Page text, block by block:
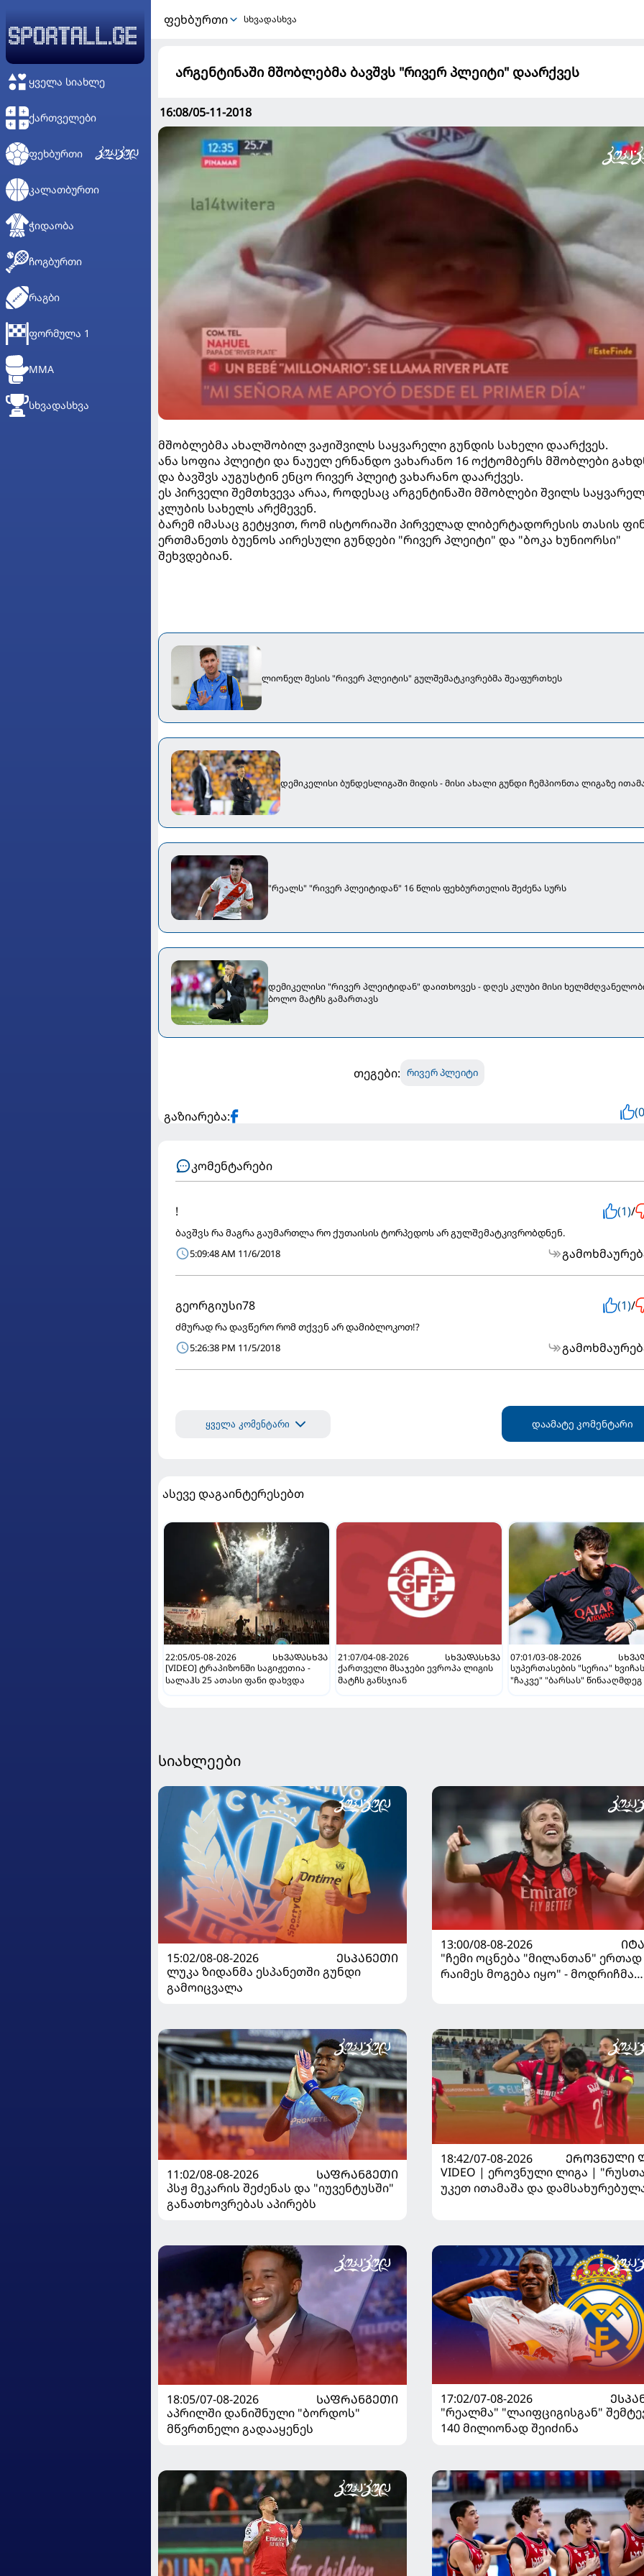
ᲧᲕᲔᲚᲐ ᲡᲘᲐᲮᲚᲔ
ᲥᲐᲠᲗᲕᲔᲚᲔᲑᲘ
ᲤᲔᲮᲑᲣᲠᲗᲘ
ᲙᲐᲚᲐᲗᲑᲣᲠᲗᲘ
ᲭᲘᲓᲐᲝᲑᲐ
ᲩᲝᲒᲑᲣᲠᲗᲘ
ᲠᲐᲒᲑᲘ
ᲤᲝᲠᲛᲣᲚᲐ 1
MMA
ᲡᲮᲕᲐᲓᲐᲡᲮᲕᲐ
ᲤᲔᲮᲑᲣᲠᲗᲘ სხვადასხვა
არგენტინაში მშობლებმა ბავშვს "რივერ პლეიტი" დაარქვეს
16:08/05-11-2018
მშობლებმა ახალშობილ ვაჟიშვილს საყვარელი გუნდის სახელი დაარქვეს.
ანა სოფია პლეიტი და ნაუელ ერნანდო ვახარანო 16 ოქტომბერს მშობლები
და ბავშვს აუგუსტინ ენცო რივერ პლეიტ ვახარანო დაარქვეს.
ეს პირველი შემთხვევა არაა, როდესაც არგენტინაში მშობლები შვილს
კლუბის სახელს არქმევენ.
ბარემ იმასაც გეტყვით, რომ ისტორიაში პირველად ლიბერტადორესის თასის
ერთმანეთს ბუენოს აირესული გუნდები "რივერ პლეიტი" და "ბოკა ხუნიორსი"
შეხვდებიან.
ლიონელ მესის "რივერ პლეიტის" გულშემატკივრებმა შეაფურთხეს
დემიკელისი ბუნდესლიგაში მიდის - მისი ახალი გუნდი ჩემპიონთა ლიგაზე
"რეალს" "რივერ პლეიტიდან" 16 წლის ფეხბურთელის შეძენა სურს
დემიკელისი "რივერ პლეიტიდან" დაითხოვეს - დღეს კლუბი მისი
ბოლო მატჩს გამართავს
თეგები: რივერ პლეიტი
გაზიარება:
კომენტარები
! (1)/
ბავშვს რა მაგრა გაუმართლა რო ქუთაისის ტორპედოს არ გულშემატკივრობდნენ.
5:09:48 AM 11/6/2018
გეორგიუსი78 (1)/
ძმურად რა დავწერო რომ თქვენ არ დამიბლოკოთ!?
5:26:38 PM 11/5/2018
ყველა კომენტარი დაამატე კომენტარი
ასევე დაგაინტერესებთ
22:05/05-08-2026
ᲡᲮᲕᲐᲓᲐᲡᲮᲕᲐ
[VIDEO] ტრაპიზონში საგიჟეთია -
სალაჰს 25 ათასი ფანი დახვდა
21:07/04-08-2026
ᲡᲮᲕᲐᲓᲐᲡᲮᲕᲐ
ქართველი მსაჯები ევროპა ლიგის
მატჩს განსჯიან
07:01/03-08-2026
სუპერთასების "სერია"
"ჩაკვე" "ბარსას"
სიახლეები
15:02/08-08-2026
ᲔᲡᲞᲐᲜᲔᲗᲘ
ლუკა ზიდანმა ესპანეთში გუნდი
გამოიცვალა
13:00/08-08-2026
"ჩემი ოცნება "მილანთან" ერთად
რაიმეს მოგება იყო" - მოდრიჩმა
11:02/08-08-2026
ᲡᲐᲤᲠᲐᲜᲒᲔᲗᲘ
პსჟ მეკარის შეძენას და "იუვენტუსში"
განათხოვრებას აპირებს
18:42/07-08-2026
ᲔᲠᲝᲕᲜᲣᲚᲘ
VIDEO | ეროვნული ლიგა |
უკეთ ითამაშა და
18:05/07-08-2026
ᲡᲐᲤᲠᲐᲜᲒᲔᲗᲘ
აპრილში დანიშნული "ბორდოს"
მწვრთნელი გადააყენეს
17:02/07-08-2026
"რეალმა" "ლაიფციგისგან"
140 მილიონად შეიძინა